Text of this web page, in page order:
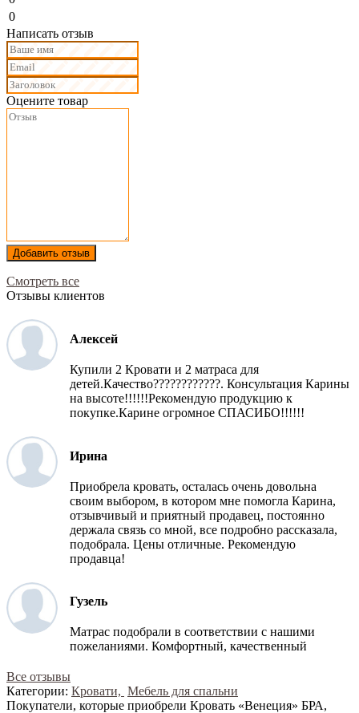
0
Написать отзыв
Оцените товар
Добавить отзыв
Смотреть все
Отзывы клиентов
Алексей
Купили 2 Кровати и 2 матраса для
детей.Качество????????????. Консультация Карины
на высоте!!!!!!Рекомендую продукцию к
покупке.Карине огромное СПАСИБО!!!!!!
Ирина
Приобрела кровать, осталась очень довольна
своим выбором, в котором мне помогла Карина,
отзывчивый и приятный продавец, постоянно
держала связь со мной, все подробно рассказала,
подобрала. Цены отличные. Рекомендую
продавца!
Гузель
Матрас подобрали в соответствии с нашими
пожеланиями. Комфортный, качественный
Все отзывы
Категории: Кровати, Мебель для спальни
Покупатели, которые приобрели Кровать «Венеция» БРА,